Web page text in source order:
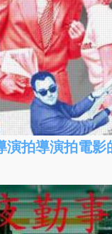
演拍導演拍電影